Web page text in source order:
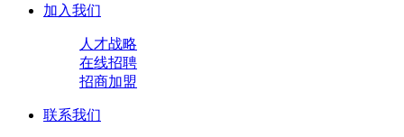
加入我们
人才战略
在线招聘
招商加盟
联系我们